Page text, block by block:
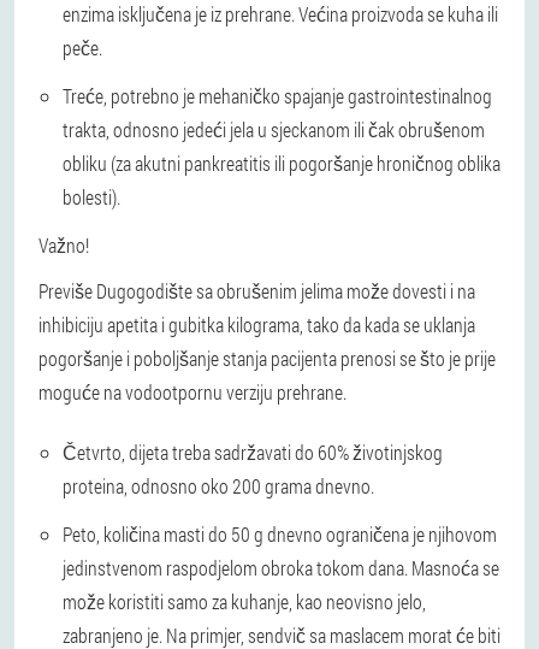
enzima isključena je iz prehrane. Većina proizvoda se kuha ili
peče.
Treće, potrebno je mehaničko spajanje gastrointestinalnog
trakta, odnosno jedeći jela u sjeckanom ili čak obrušenom
obliku (za akutni pankreatitis ili pogoršanje hroničnog oblika
bolesti).
Važno!
Previše Dugogodište sa obrušenim jelima može dovesti i na
inhibiciju apetita i gubitka kilograma, tako da kada se uklanja
pogoršanje i poboljšanje stanja pacijenta prenosi se što je prije
moguće na vodootpornu verziju prehrane.
Četvrto, dijeta treba sadržavati do 60% životinjskog
proteina, odnosno oko 200 grama dnevno.
Peto, količina masti do 50 g dnevno ograničena je njihovom
jedinstvenom raspodjelom obroka tokom dana. Masnoća se
može koristiti samo za kuhanje, kao neovisno jelo,
zabranjeno je. Na primjer, sendvič sa maslacem morat će biti